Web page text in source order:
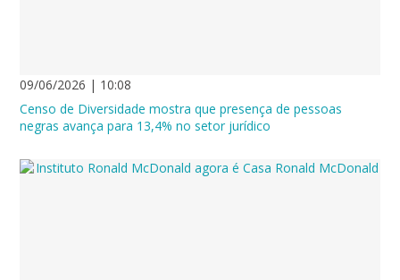
09/06/2026 | 10:08
Censo de Diversidade mostra que presença de pessoas
negras avança para 13,4% no setor jurídico